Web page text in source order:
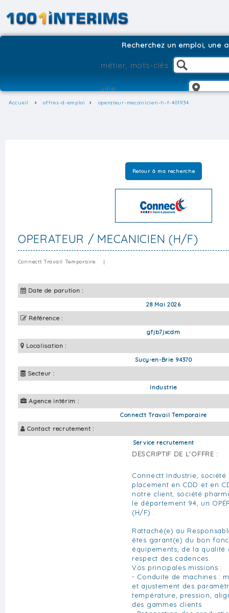
Recherchez un emploi, une
Accueil offres-d-emploi operateur-mecanicien-h-f-401934
Retour à ma recherche
OPERATEUR / MECANICIEN (H/F)
Connectt Travail Temporaire |
Date de parution :
28 Mai 2026
Référence :
gfjb7jxcdm
Localisation :
Sucy-en-Brie 94370
Secteur :
Industrie
Agence intérim :
Connectt Travail Temporaire
Contact recrutement :
Service recrutement
DESCRIPTIF DE L'OFFRE :
Connectt Industrie,
placement en CDD et en
notre client, société
le département 94, un
(H/F) .
Rattaché(e) au
êtes garant(e) du bon
équipements, de la qualité
respect des cadences.
Vos principales missions :
- Conduite de machines :
et ajustement des
température, pression,
des gammes clients